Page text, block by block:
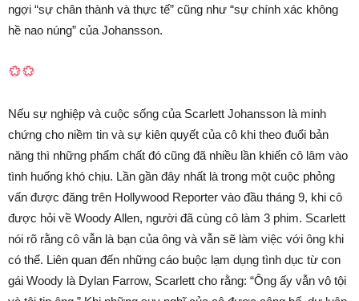
ngợi “sự chân thành và thực tế” cũng như “sự chính xác không
hề nao núng” của Johansson.
Nếu sự nghiệp và cuộc sống của Scarlett Johansson là minh
chứng cho niềm tin và sự kiên quyết của cô khi theo đuổi bản
năng thì những phẩm chất đó cũng đã nhiều lần khiến cô lâm vào
tình huống khó chịu. Lần gần đây nhất là trong một cuộc phỏng
vấn được đăng trên Hollywood Reporter vào đầu tháng 9, khi cô
được hỏi về Woody Allen, người đã cùng cô làm 3 phim. Scarlett
nói rõ rằng cô vẫn là bạn của ông và vẫn sẽ làm việc với ông khi
có thể. Liên quan đến những cáo buộc lạm dụng tình dục từ con
gái Woody là Dylan Farrow, Scarlett cho rằng: “Ông ấy vẫn vô tội